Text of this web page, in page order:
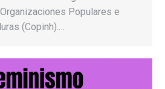
Populares e
(Copinh).…